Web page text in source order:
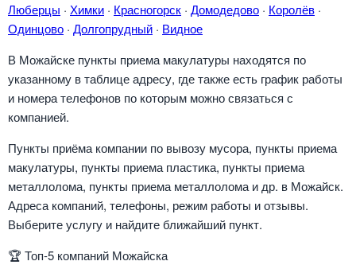
Люберцы · Химки · Красногорск · Домодедово · Королёв ·
Одинцово · Долгопрудный · Видное
В Можайске пункты приема макулатуры находятся по
указанному в таблице адресу, где также есть график работы
и номера телефонов по которым можно связаться с
компанией.
Пункты приёма компании по вывозу мусора, пункты приема
макулатуры, пункты приема пластика, пункты приема
металлолома, пункты приема металлолома и др. в Можайск.
Адреса компаний, телефоны, режим работы и отзывы.
Выберите услугу и найдите ближайший пункт.
🏆 Топ-5 компаний Можайска